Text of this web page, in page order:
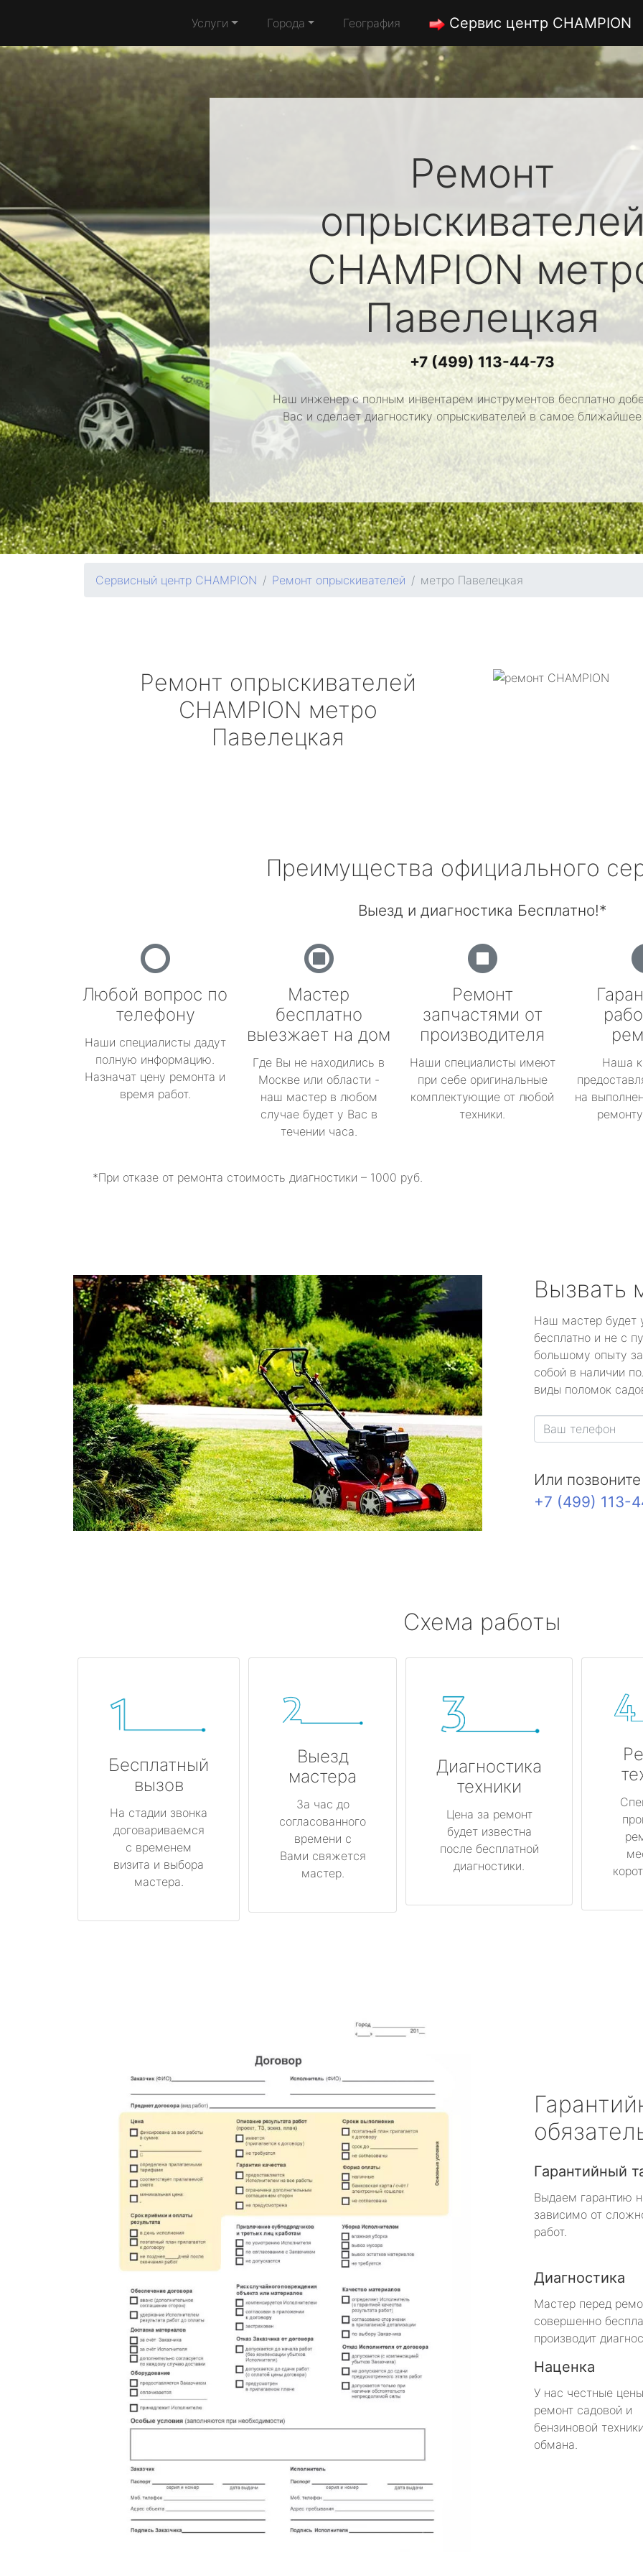
Услуги Города География Сервис центр CHAMPION
Ремонт
CHAMPION
Павелецкая
+7 (499) 113-44-73
Наш инженер с полным инвентарем инструментов бесплатно
Вас и сделает диагностику опрыскивателей в самое
Сервисный центр CHAMPION Ремонт опрыскивателей метро Павелецкая
Ремонт опрыскивателей
CHAMPION метро
Павелецкая
Преимущества официального
Выезд и диагностика Бесплатно!*
Любой вопрос по
телефону
Наши специалисты дадут
полную информацию.
Назначат цену ремонта и
время работ.
Мастер
бесплатно
выезжает на дом
Где Вы не находились в
Москве или области -
наш мастер в любом
случае будет у Вас в
течении часа.
Ремонт
запчастями от
производителя
Наши специалисты имеют
при себе оригинальные
комплектующие от любой
техники.
Наша
на
*При отказе от ремонта стоимость диагностики – 1000 руб.
Вызвать
Наш мастер будет
бесплатно и не с
большому опыту
собой в наличии
виды поломок
Или
+7 (499) 113-
Схема работы
Бесплатный
вызов
На стадии звонка
договариваемся
с временем
визита и выбора
мастера.
Выезд
мастера
За час до
согласованного
времени с
Вами свяжется
мастер.
Диагностика
техники
Цена за ремонт
будет известна
после бесплатной
диагностики.
Гарантийный
Выдаем гарантию
зависимо от
работ.
Диагностика
Мастер перед
совершенно
производит
Наценка
У нас честные
ремонт садовой и
бензиновой
обмана.